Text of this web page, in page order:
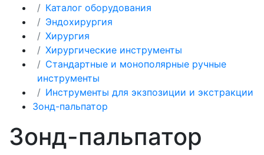
Каталог оборудования
Эндохирургия
Хирургия
Хирургические инструменты
Стандартные и монополярные ручные
инструменты
Инструменты для экзпозиции и экстракции
Зонд-пальпатор
Зонд-пальпатор